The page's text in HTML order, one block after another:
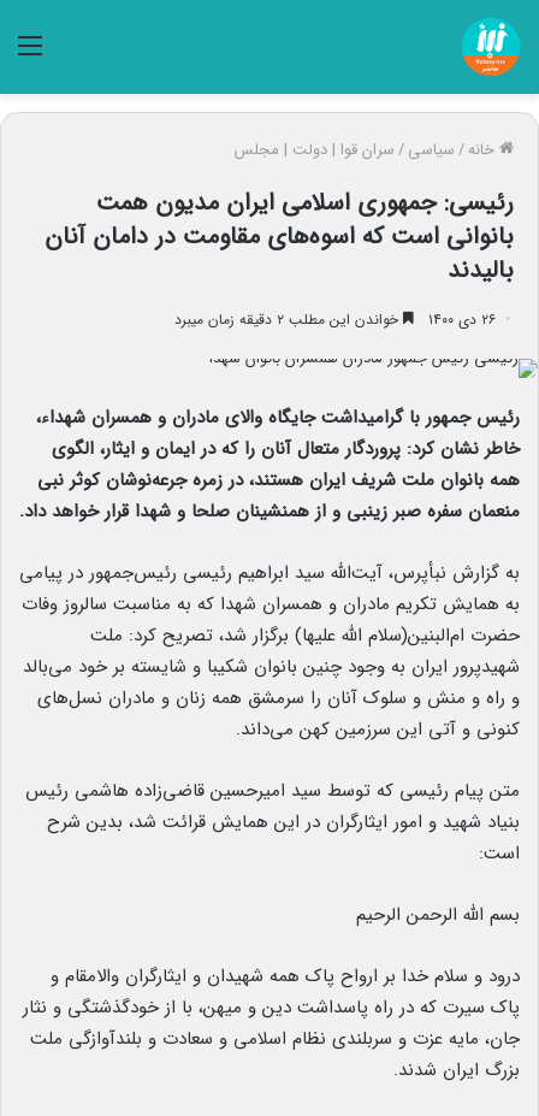
خانه/سیاسی/سران قوا | دولت | مجلس
رئیسی‌: جمهوری اسلامی ایران مدیون همت
بانوانی است که اسوه‌های مقاومت در دامان آنان
بالیدند
۲۶ دی ۱۴۰۰ خواندن این مطلب ۲ دقیقه زمان میبرد
رئیس جمهور با گرامیداشت جایگاه والای مادران و همسران شهداء،
خاطر نشان کرد: پروردگار متعال آنان را که در ایمان و ایثار، الگوی
همه بانوان ملت شریف ایران هستند، در زمره جرعه‌نوشان کوثر نبی
منعمان سفره صبر زینبی و از همنشینان صلحا و شهدا قرار خواهد داد.
به گزارش نبأپرس، آیت‌الله سید ابراهیم رئیسی رئیس‌جمهور در پیامی
به همایش تکریم مادران و همسران شهدا که به مناسبت سالروز وفات
حضرت ام‌البنین(سلام الله علیها) برگزار شد، تصریح کرد: ملت
شهیدپرور ایران به وجود چنین بانوان شکیبا و شایسته بر خود می‌بالد
و راه و منش و سلوک آنان را سرمشق همه زنان و مادران نسل‌های
کنونی و آتی این سرزمین کهن می‌داند.
متن پیام رئیسی که توسط سید امیرحسین قاضی‌زاده هاشمی رئیس
بنیاد شهید و امور ایثارگران در این همایش قرائت شد، بدین شرح
است:
بسم الله الرحمن الرحیم
درود و سلام خدا بر ارواح پاک همه شهیدان و ایثارگران والامقام و
پاک سیرت که در راه پاسداشت دین و میهن، با از خودگذشتگی و نثار
جان، مایه عزت و سربلندی نظام اسلامی و سعادت و بلندآوازگی ملت
بزرگ ایران شدند.